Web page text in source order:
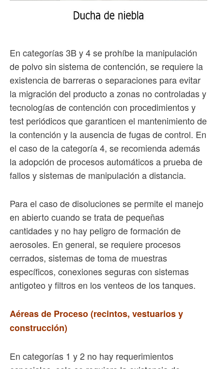
En categorías 3B y 4 se prohíbe la manipulación
de polvo sin sistema de contención, se requiere la
existencia de barreras o separaciones para evitar
la migración del producto a zonas no controladas y
tecnologías de contención con procedimientos y
test periódicos que garanticen el mantenimiento de
la contención y la ausencia de fugas de control. En
el caso de la categoría 4, se recomienda además
la adopción de procesos automáticos a prueba de
fallos y sistemas de manipulación a distancia.
Para el caso de disoluciones se permite el manejo
en abierto cuando se trata de pequeñas
cantidades y no hay peligro de formación de
aerosoles. En general, se requiere procesos
cerrados, sistemas de toma de muestras
específicos, conexiones seguras con sistemas
antigoteo y filtros en los venteos de los tanques.
Aéreas de Proceso (recintos, vestuarios y
construcción)
En categorías 1 y 2 no hay requerimientos